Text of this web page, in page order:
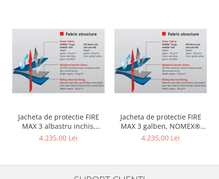
Jacheta de protectie FIRE
MAX 3 albastru inchis,
NOMEX® TOUGHT
4.235,00 Lei
Jacheta de protectie FIRE
MAX 3 galben, NOMEX®
Tought
4.235,00 Lei